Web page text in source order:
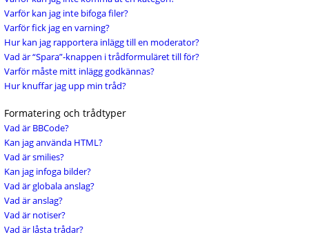
Varför kan jag inte bifoga filer?
Varför fick jag en varning?
Hur kan jag rapportera inlägg till en moderator?
Vad är “Spara”-knappen i trådformuläret till för?
Varför måste mitt inlägg godkännas?
Hur knuffar jag upp min tråd?
Formatering och trådtyper
Vad är BBCode?
Kan jag använda HTML?
Vad är smilies?
Kan jag infoga bilder?
Vad är globala anslag?
Vad är anslag?
Vad är notiser?
Vad är låsta trådar?